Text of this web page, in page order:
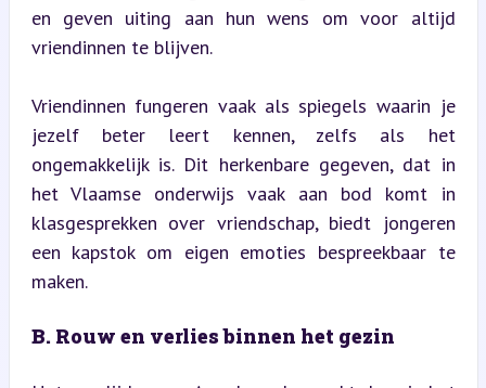
en geven uiting aan hun wens om voor altijd
vriendinnen te blijven.
Vriendinnen fungeren vaak als spiegels waarin je
jezelf beter leert kennen, zelfs als het
ongemakkelijk is. Dit herkenbare gegeven, dat in
het Vlaamse onderwijs vaak aan bod komt in
klasgesprekken over vriendschap, biedt jongeren
een kapstok om eigen emoties bespreekbaar te
maken.
B. Rouw en verlies binnen het gezin